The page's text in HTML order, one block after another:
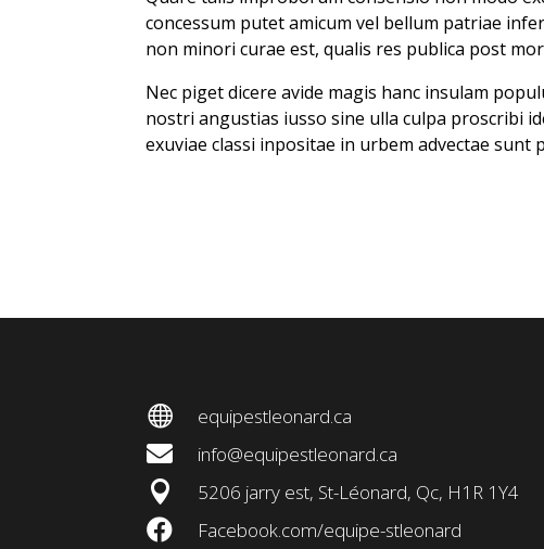
concessum putet amicum vel bellum patriae
non minori curae est, qualis res publica post
Nec piget dicere avide magis hanc insulam
nostri angustias iusso sine ulla culpa proscribi
exuviae classi inpositae in urbem advectae
 equipestleonard.ca
 info@equipestleonard.ca
 5206 jarry est, St-Léonard, Qc, H1R 1Y4
 Facebook.com/equipe-stleonard